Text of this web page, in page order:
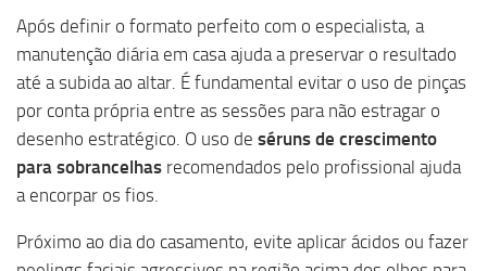
Após definir o formato perfeito com o especialista, a
manutenção diária em casa ajuda a preservar o resultado
até a subida ao altar. É fundamental evitar o uso de pinças
por conta própria entre as sessões para não estragar o
desenho estratégico. O uso de séruns de crescimento
para sobrancelhas recomendados pelo profissional ajuda
a encorpar os fios.
Próximo ao dia do casamento, evite aplicar ácidos ou fazer